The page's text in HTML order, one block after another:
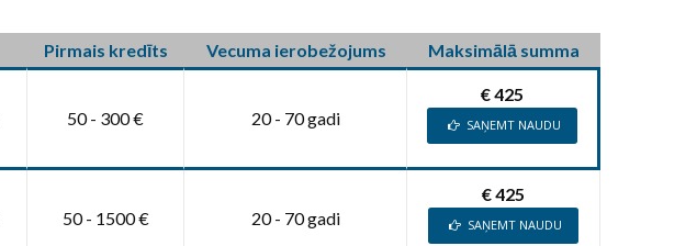
Pirmais kredīts Vecuma ierobežojums Maksimālā summa
50 - 300 € 20 - 70 gadi
€ 425
SAŅEMT NAUDU
50 - 1500 € 20 - 70 gadi
€ 425
SAŅEMT NAUDU